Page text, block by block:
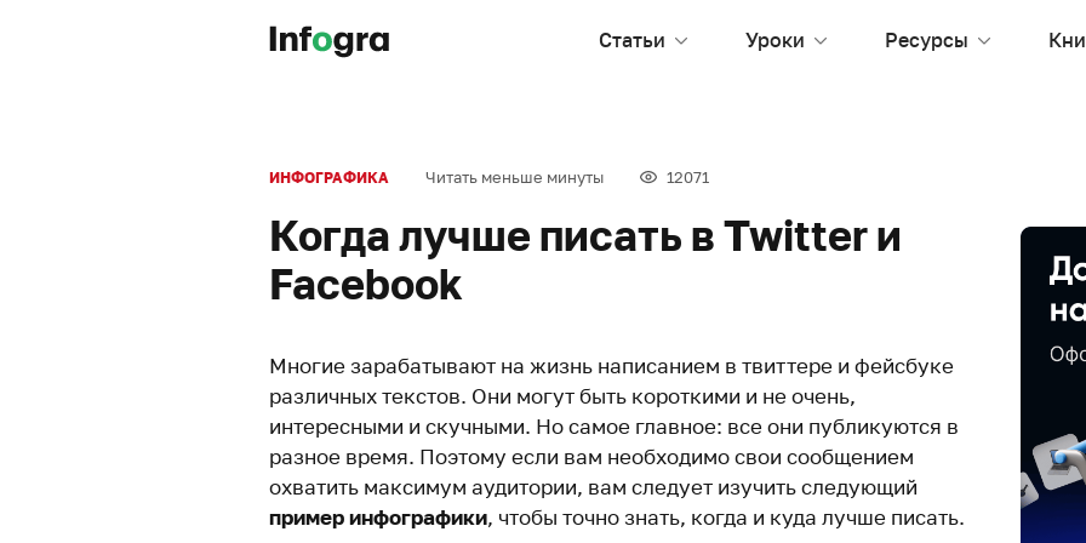
Статьи Уроки Ресурсы
ИНФОГРАФИКА Читать меньше минуты 12071
Когда лучше писать в Twitter и
Facebook
Многие зарабатывают на жизнь написанием в твиттере и фейсбуке
различных текстов. Они могут быть короткими и не очень,
интересными и скучными. Но самое главное: все они публикуются в
разное время. Поэтому если вам необходимо свои сообщением
охватить максимум аудитории, вам следует изучить следующий
пример инфографики, чтобы точно знать, когда и куда лучше писать.